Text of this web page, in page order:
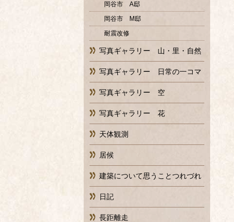
岡谷市 A邸
岡谷市 M邸
耐震改修
写真ギャラリー 山・里・自然
写真ギャラリー 日常の一コマ
写真ギャラリー 空
写真ギャラリー 花
天体観測
居候
建築について思うことつれづれ
日記
長距離走